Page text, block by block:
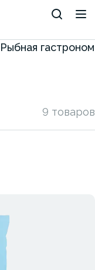
Рыбная
9 товаров